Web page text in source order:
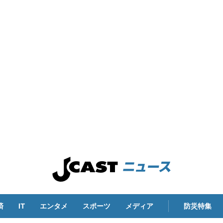
IT エンタメ スポーツ メディア 防災特集